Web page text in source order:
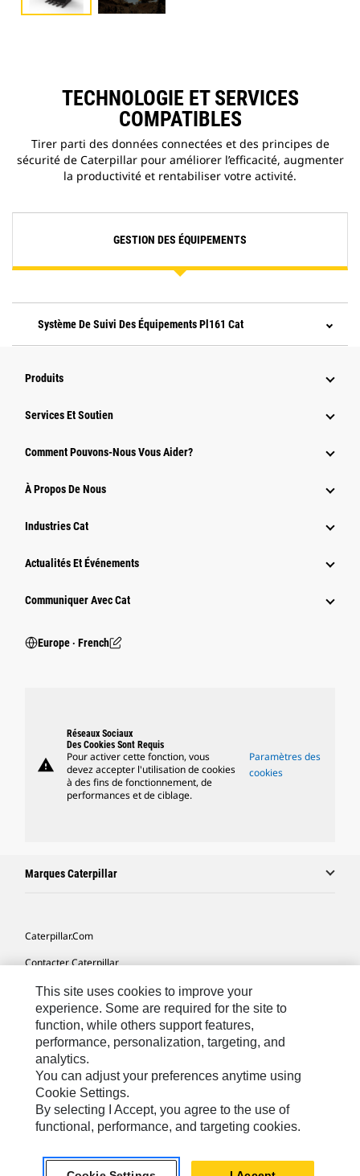
TECHNOLOGIE ET SERVICES
COMPATIBLES
Tirer parti des données connectées et des principes de
sécurité de Caterpillar pour améliorer l’efficacité, augmenter
la productivité et rentabiliser votre activité.
GESTION DES ÉQUIPEMENTS
Système De Suivi Des Équipements Pl161 Cat
Produits
Services Et Soutien
Comment Pouvons-Nous Vous Aider?
À Propos De Nous
Industries Cat
Actualités Et Événements
Communiquer Avec Cat
Europe ‧ French
warning
Réseaux Sociaux
Des Cookies Sont Requis
Pour activer cette fonction, vous
devez accepter l'utilisation de cookies
à des fins de fonctionnement, de
performances et de ciblage.
Paramètres des
cookies
Marques Caterpillar
Caterpillar.com
Contacter Caterpillar
Mes Préférences Marketing
Plan Du Site
Cookie Settings
Légales
Confidentialité
Europe - Français© 2026 Caterpillar. Tous droits réservés.
This site uses cookies to improve your
experience. Some are required for the site to
function, while others support features,
performance, personalization, targeting, and
analytics.
You can adjust your preferences anytime using
Cookie Settings.
By selecting I Accept, you agree to the use of
functional, performance, and targeting cookies.